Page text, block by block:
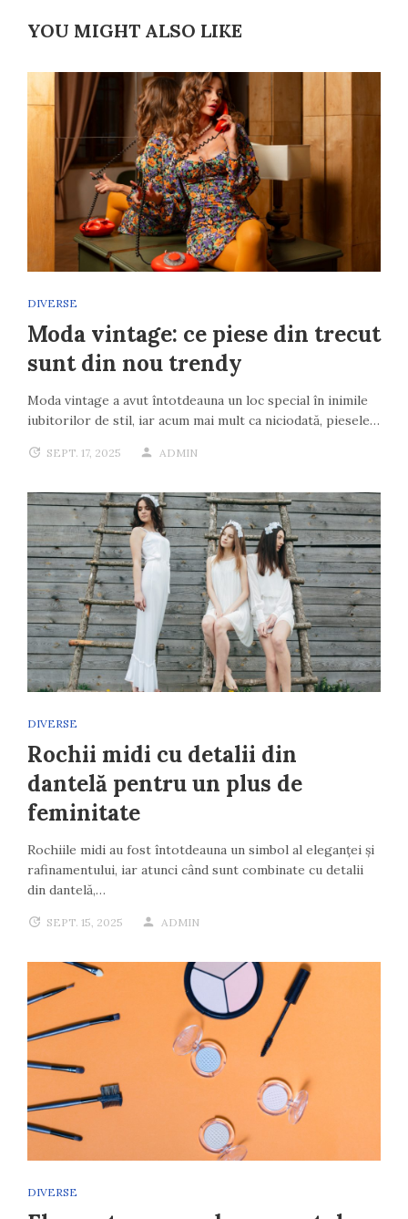
YOU MIGHT ALSO LIKE
DIVERSE
Moda vintage: ce piese din trecut
sunt din nou trendy
Moda vintage a avut întotdeauna un loc special în inimile
iubitorilor de stil, iar acum mai mult ca niciodată, piesele…
SEPT. 17, 2025 ADMIN
DIVERSE
Rochii midi cu detalii din
dantelă pentru un plus de
feminitate
Rochiile midi au fost întotdeauna un simbol al eleganței și
rafinamentului, iar atunci când sunt combinate cu detalii
din dantelă,…
SEPT. 15, 2025 ADMIN
DIVERSE